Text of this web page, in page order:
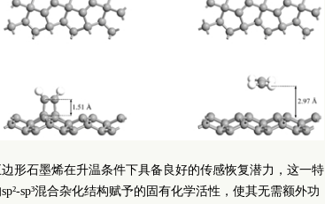
形石墨烯在升温条件下具备良好的传感恢复潜力，这一特
sp³混合杂化结构赋予的固有化学活性，使其无需额外功